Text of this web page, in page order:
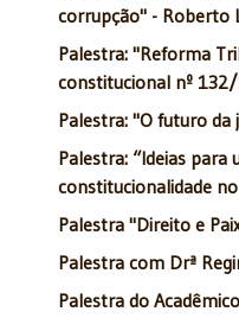
corrupção" - Roberto
Palestra: "Reforma
constitucional nº
Palestra: "O futuro da
Palestra: “Ideias
constitucionalidade
Palestra "Direito e
Palestra com Drª
Palestra do